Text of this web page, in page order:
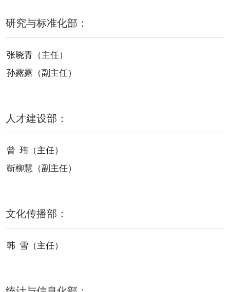
研究与标准化部：
张晓青（主任）
孙露露（副主任）
人才建设部：
曾 玮（主任）
靳柳慧（副主任）
文化传播部：
韩 雪（主任）